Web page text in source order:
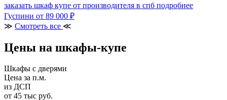
заказать шкаф купе от производителя в спб подробнее
Гуспини от 89 000 ₽
≫ Смотреть все ≪
Цены на шкафы-купе
Шкафы с дверями
Цена за п.м.
из ДСП
от 45 тыс руб.